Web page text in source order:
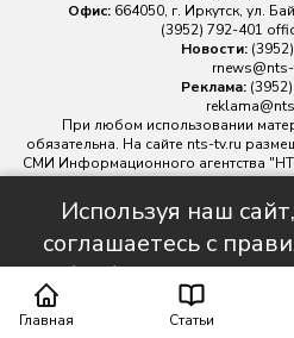
Главная Статьи
Используя наш
соглашаетесь с
обработки
данных.
Офис: 664050, г. Иркутск, ул.
(3952) 792-401
Новости:
Реклама:
При любом использовании
обязательна. На сайте nts-tv.ru
СМИ Информационного агентства
№ ФС 77 - 88763
надзору в сфере связи,
Главный редактор ИА "НТС"